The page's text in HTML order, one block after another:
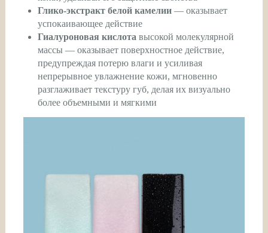
Глико-экстракт белой камелии— оказывает
успокаивающее действие
Гиалуроновая кислота высокой молекулярной
массы — оказывает поверхностное действие,
предупреждая потерю влаги и усиливая
непрерывное увлажнение кожи, мгновенно
разглаживает текстуру губ, делая их визуально
более объемными и мягкими